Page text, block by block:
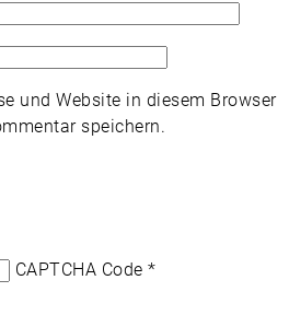
und Website in diesem Browser
speichern.
CAPTCHA Code *